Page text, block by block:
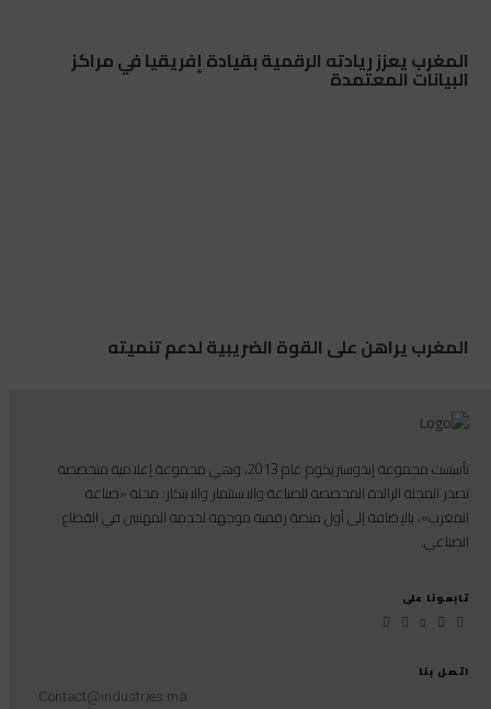
المغرب يعزز ريادته الرقمية بقيادة إفريقيا في مراكز
البيانات المعتمدة
المغرب يراهن على القوة الضريبية لدعم تنميته
اتصل بنا
Contact@industries.ma
تأسست مجموعة إندوستريكوم عام 2013، وهي مجموعة إعلامية متخصصة
تصدر المجلة الرائدة المخصصة للصناعة والاستثمار والابتكار: مجلة «صناعة
المغرب»، بالإضافة إلى أول منصة رقمية موجهة لخدمة المهنيين في القطاع
الصناعي.
تابعونا على